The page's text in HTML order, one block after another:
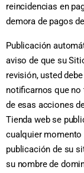
reincidencias en
demora de pagos
Publicación
aviso de que su
revisión, usted
notificarnos que no
de esas acciones
Tienda web se
cualquier momento
publicación de su
su nombre de